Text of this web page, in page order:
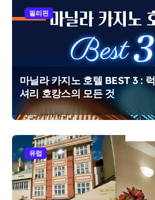
필리핀
마닐라 카지노 호텔 BEST 3 : 럭
셔리 호캉스의 모든 것
유럽